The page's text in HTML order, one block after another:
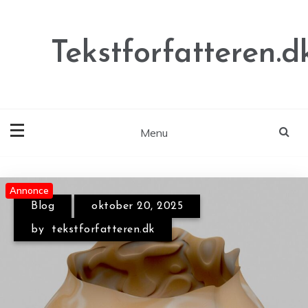
Menu
Annonce
Annonce
Blog oktober 20, 2025
by tekstforfatteren.dk
Annonce